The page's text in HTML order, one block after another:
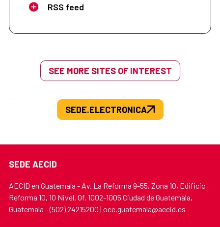
RSS feed
SEE MORE SITES OF INTEREST
SEDE.ELECTRONICA
SEDE AECID
AECID en Guatemala - Av. La Reforma 9-55, Zona 10, Edificio
Reforma 10, 10 Nivel. Of. 1002-1005 Ciudad de Guatemala,
Guatemala - (502) 24215200 | oce.guatemala@aecid.es